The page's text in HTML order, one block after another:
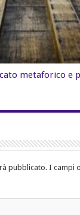
metaforico e
pubblicato. I campi